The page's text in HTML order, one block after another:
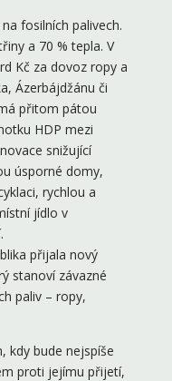
fosilních palivech.
a 70 % tepla. V
Kč za dovoz ropy a
Ázerbájdžánu či
přitom pátou
HDP mezi
snižující
úsporné domy,
rychlou a
jídlo v
přijala nový
stanoví závazné
paliv – ropy,
kdy bude nejspíše
proti jejímu přijetí,